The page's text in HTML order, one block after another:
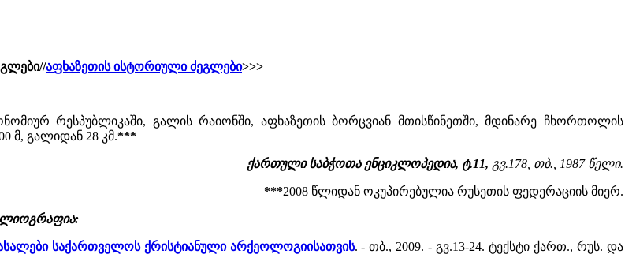
აფხაზეთის ისტორიული ძეგლები>>>
რესპუბლიკაში, გალის რაიონში, აფხაზეთის ბორცვიან მთისწინეთში, მდინარე ჩხორთოლის
მ, გალიდან 28 კმ.***
ქართული საბჭოთა ენციკლოპედია, ტ.11, გვ.178, თბ., 1987 წელი.
***2008 წლიდან ოკუპირებულია რუსეთის ფედერაციის მიერ.
საქართველოს ქრისტიანული არქეოლოგიისათვის. - თბ., 2009. - გვ.13-24. ტექსტი ქართ., რუს. და